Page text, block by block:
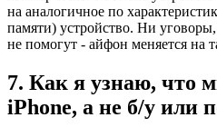
на аналогичное по
памяти) устройство. Ни
не помогут - айфон меняется на
7. Как я узнаю, что
iPhone, а не б/у или